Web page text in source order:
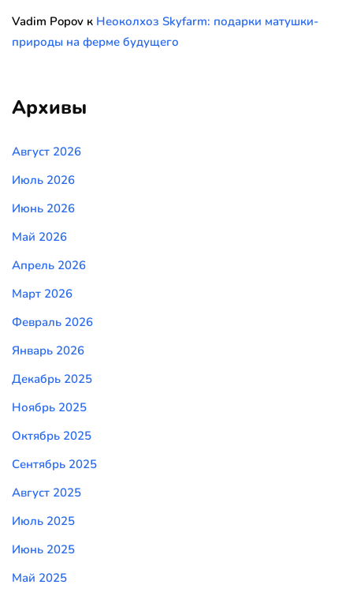
Vadim Popov к Неоколхоз Skyfarm: подарки матушки-
природы на ферме будущего
Архивы
Август 2026
Июль 2026
Июнь 2026
Май 2026
Апрель 2026
Март 2026
Февраль 2026
Январь 2026
Декабрь 2025
Ноябрь 2025
Октябрь 2025
Сентябрь 2025
Август 2025
Июль 2025
Июнь 2025
Май 2025